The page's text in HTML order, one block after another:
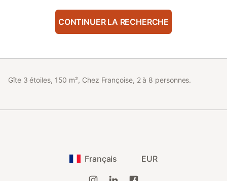
CONTINUER LA RECHERCHE
Gîte 3 étoiles, 150 m², Chez Françoise, 2 à 8 personnes.
Français EUR